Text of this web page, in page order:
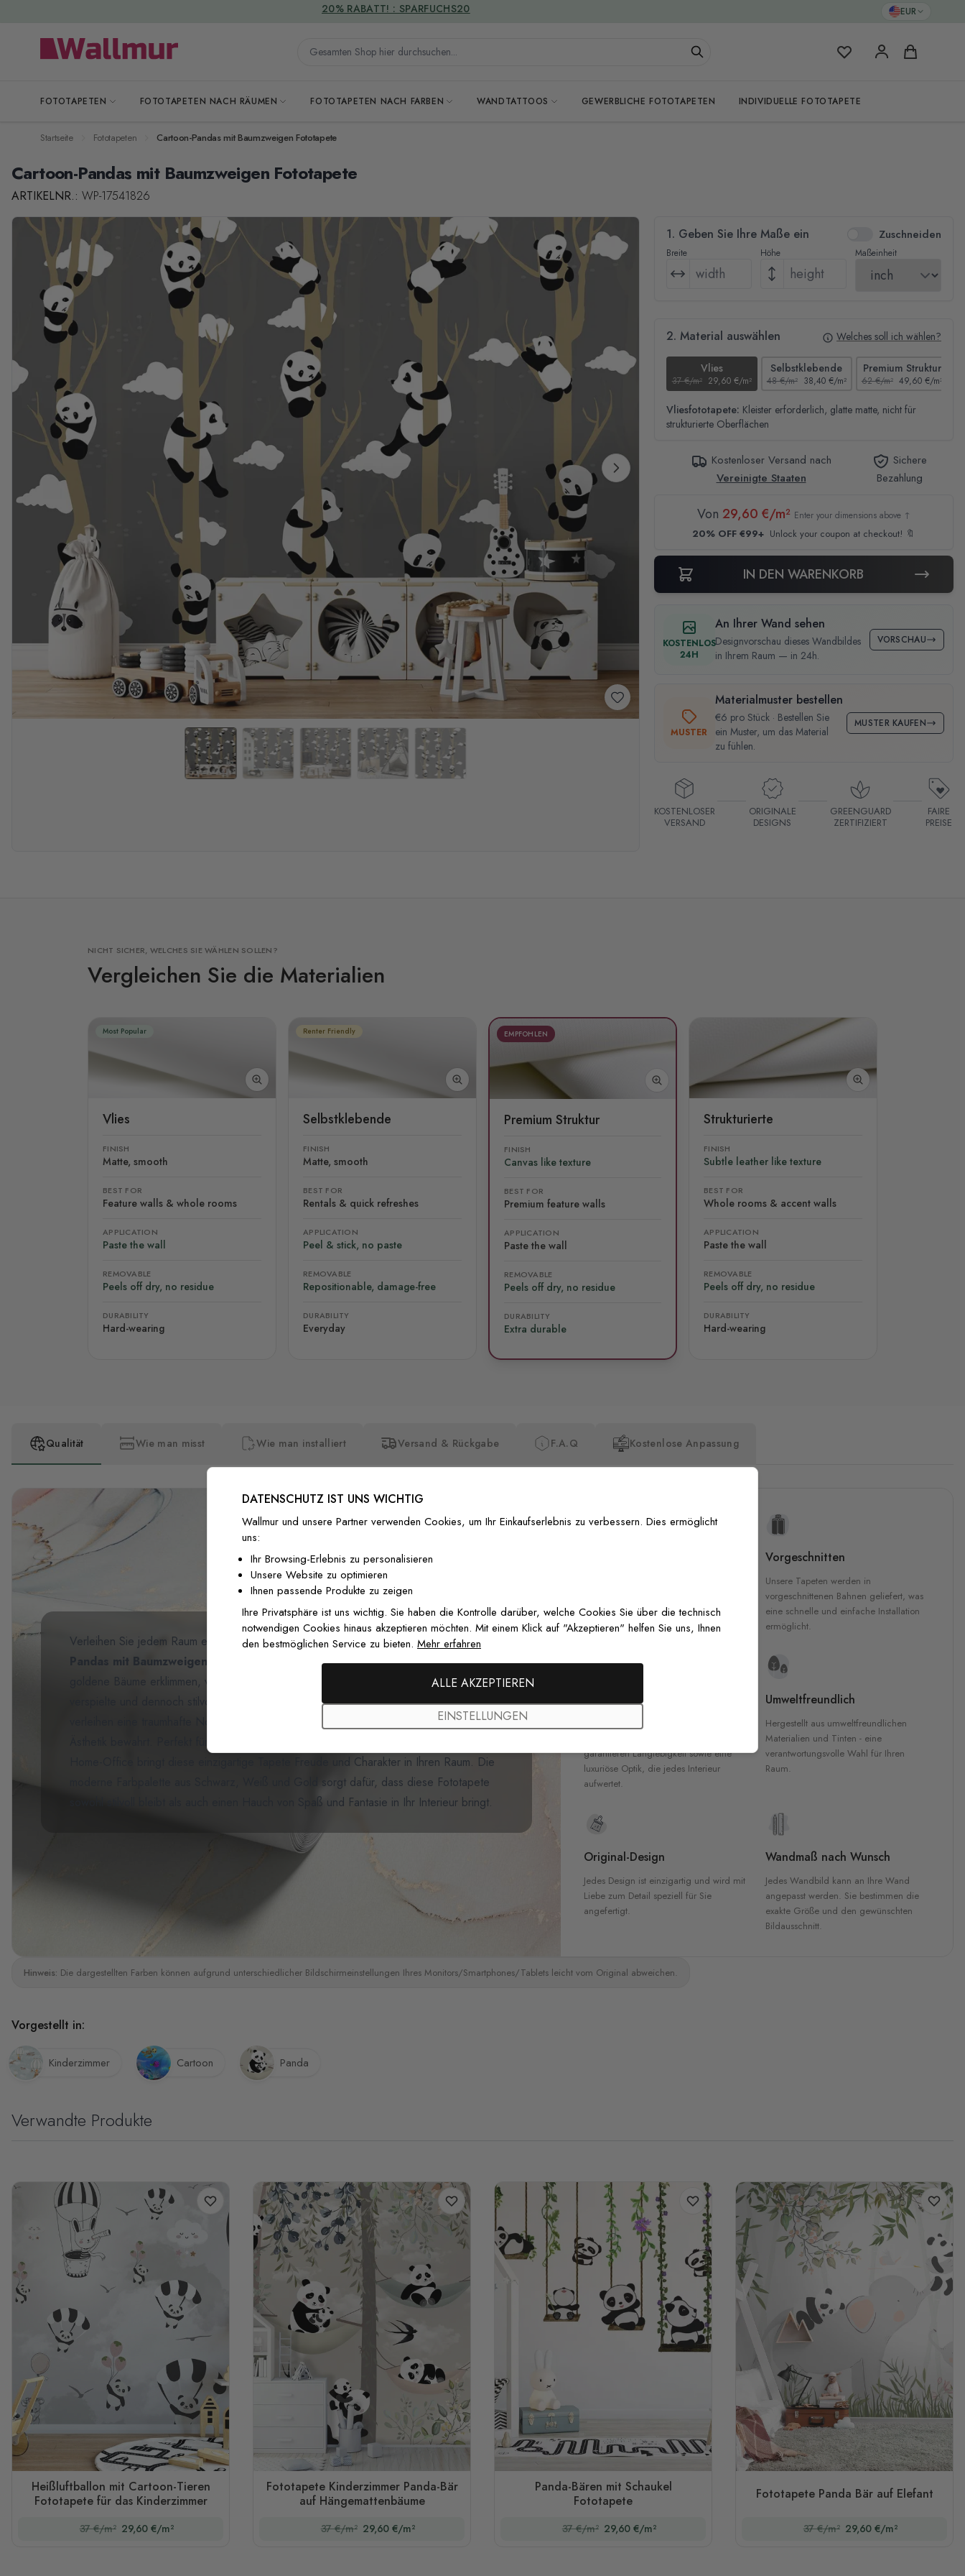
EUR
Gesamten Shop hier durchsuchen... Meine FavoritenWarenkorb
FOTOTAPETEN FOTOTAPETEN NACH RÄUMEN FOTOTAPETEN NACH FARBEN WANDTATTOOS GEWERBLICHE FOTOTAPETEN INDIVIDUELLE FOTOTAPETE
VERSANDKOSTENFREI
Startseite Fototapeten Cartoon-Pandas mit Baumzweigen Fototapete
Cartoon-Pandas mit Baumzweigen Fototapete
ARTIKELNR.: WP-17541826
1. Geben Sie Ihre Maße ein Zuschneiden
Breite Höhe Maßeinheit
2. Material auswählen Welches soll ich wählen?
Vlies
37 €/m² 29,60 €/m²
Selbstklebende
48 €/m² 38,40 €/m²
Premium Struktur
62 €/m² 49,60 €/m²
Vliesfototapete: Kleister erforderlich, glatte matte, nicht für
strukturierte Oberflächen
Kostenloser Versand nach
Vereinigte Staaten
Sichere
Bezahlung
Von 29,60 €/m² Enter your dimensions above ↑
20% OFF €99+ Unlock your coupon at checkout! 🔖
IN DEN WARENKORB
KOSTENLOS
24H
An Ihrer Wand sehen
Designvorschau dieses Wandbildes
in Ihrem Raum — in 24h.
VORSCHAU
MUSTER
Materialmuster bestellen
€6 pro Stück · Bestellen Sie
ein Muster, um das Material
zu fühlen.
MUSTER KAUFEN
KOSTENLOSER
VERSAND
ORIGINALE
DESIGNS
GREENGUARD
ZERTIFIZIERT
FAIRE
PREISE
NICHT SICHER, WELCHES SIE WÄHLEN SOLLEN?
Vergleichen Sie die Materialien
Most Popular
Vlies
FINISH
Matte, smooth
BEST FOR
Feature walls & whole rooms
APPLICATION
Paste the wall
REMOVABLE
Peels off dry, no residue
DURABILITY
Hard-wearing
Renter Friendly
Selbstklebende
FINISH
Matte, smooth
BEST FOR
Rentals & quick refreshes
APPLICATION
Peel & stick, no paste
REMOVABLE
Repositionable, damage-free
DURABILITY
Everyday
EMPFOHLEN
Premium Struktur
FINISH
Canvas like texture
BEST FOR
Premium feature walls
APPLICATION
Paste the wall
REMOVABLE
Peels off dry, no residue
DURABILITY
Extra durable
Strukturierte
FINISH
Subtle leather like texture
BEST FOR
Whole rooms & accent walls
APPLICATION
Paste the wall
REMOVABLE
Peels off dry, no residue
DURABILITY
Hard-wearing
Qualität Wie man misst Wie man installiert Versand & Rückgabe F.A.Q Kostenlose Anpassung
Verleihen Sie jedem Raum eine spielerische Note mit unsererFototapete Cartoon-
Pandas mit Baumzweigen . Diese bezaubernde Tapete zeigt niedliche Pandas, die
goldene Bäume erklimmen, vor einem eleganten grauen Hintergrund und schafft so eine
verspielte und dennoch stilvolle Atmosphäre. Die schwebenden weißen Wolken
Design eine moderne
Home-Office bringt diese einzigartige Tapete Freude und Charakter in Ihren Raum. Die
moderne Farbpalette aus Schwarz, Weiß und Gold sorgt dafür, dass diese Fototapete
sowohl stilvoll bleibt als auch einen Hauch von Spaß und Fantasie in Ihr Interieur bringt.
zertifizierten Tinten für garantierte
Sicherheit in Innenräumen.
Vorgeschnitten
Unsere Tapeten werden in
vorgeschnittenen Bahnen geliefert, was
eine schnelle und einfache Installation
ermöglicht.
Hochwertige Materialien
garantieren Langlebigkeit sowie eine
luxuriöse Optik, die jedes Interieur
aufwertet.
Umweltfreundlich
Hergestellt aus umweltfreundlichen
Materialien und Tinten - eine
verantwortungsvolle Wahl für Ihren
Raum.
Original-Design
Jedes Design ist einzigartig und wird mit
Liebe zum Detail speziell für Sie
angefertigt.
Wandmaß nach Wunsch
Jedes Wandbild kann an Ihre Wand
angepasst werden. Sie bestimmen die
exakte Größe und den gewünschten
Bildausschnitt.
Hinweis: Die dargestellten Farben können aufgrund unterschiedlicher Bildschirmeinstellungen Ihres Monitors/Smartphones/Tablets leicht vom Original abweichen.
Vorgestellt in:
Kinderzimmer Cartoon Panda
Verwandte Produkte
Heißluftballon mit Cartoon-Tieren
Fototapete für das Kinderzimmer
37 €/m² 29,60 €/m²
Fototapete Kinderzimmer Panda-Bär
auf Hängemattenbäume
37 €/m² 29,60 €/m²
Panda-Bären mit Schaukel
Fototapete
37 €/m² 29,60 €/m²
Fototapete Panda Bär auf Elefant
37 €/m² 29,60 €/m²
DATENSCHUTZ IST UNS WICHTIG
Wallmur und unsere Partner verwenden Cookies, um Ihr Einkaufserlebnis zu verbessern. Dies ermöglicht
uns:
Ihr Browsing-Erlebnis zu personalisieren
Unsere Website zu optimieren
Ihnen passende Produkte zu zeigen
Ihre Privatsphäre ist uns wichtig. Sie haben die Kontrolle darüber, welche Cookies Sie über die technisch
notwendigen Cookies hinaus akzeptieren möchten. Mit einem Klick auf "Akzeptieren" helfen Sie uns, Ihnen
den bestmöglichen Service zu bieten. Mehr erfahren
ALLE AKZEPTIEREN
EINSTELLUNGEN